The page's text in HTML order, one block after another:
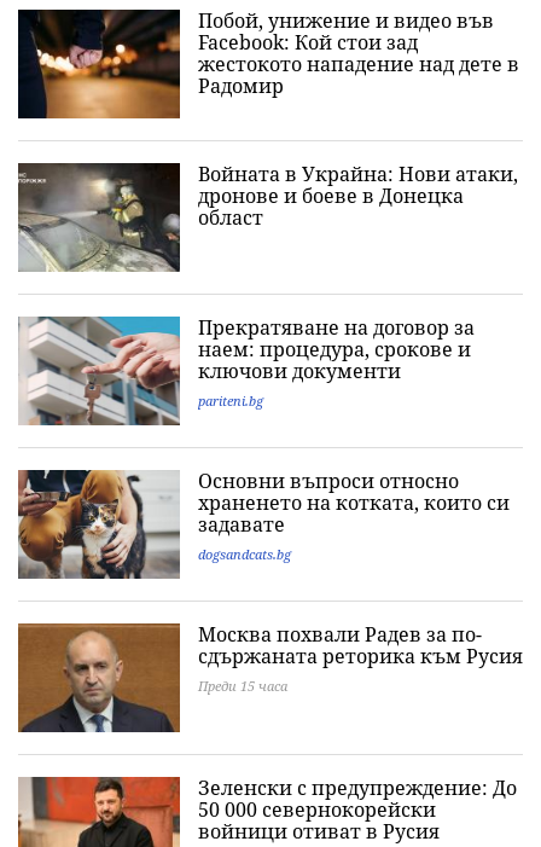
Побой, унижение и видео във
Facebook: Кой стои зад
жестокото нападение над дете в
Радомир
Войната в Украйна: Нови атаки,
дронове и боеве в Донецка
област
Прекратяване на договор за
наем: процедура, срокове и
ключови документи
pariteni.bg
Основни въпроси относно
храненето на котката, които си
задавате
dogsandcats.bg
Москва похвали Радев за по-
сдържаната реторика към Русия
Преди 15 часа
Зеленски с предупреждение: До
50 000 севернокорейски
войници отиват в Русия